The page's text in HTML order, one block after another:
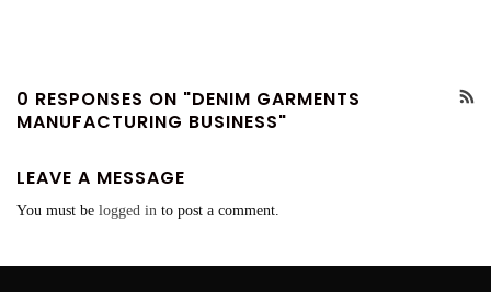
0 RESPONSES ON "DENIM GARMENTS
MANUFACTURING BUSINESS"
LEAVE A MESSAGE
You must be logged in to post a comment.